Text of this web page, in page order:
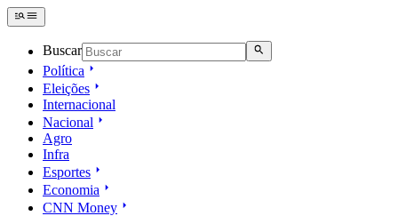
Buscar
Política
Eleições
Internacional
Nacional
Agro
Infra
Esportes
Economia
CNN Money